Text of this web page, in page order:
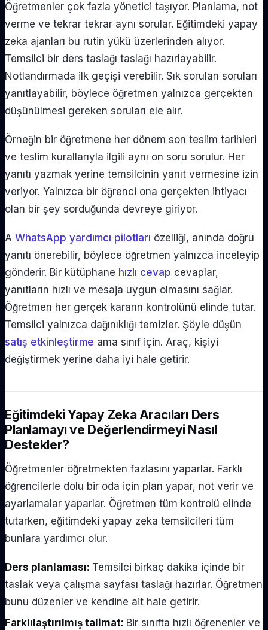
Öğretmenler çok fazla yönetici taşıyor. Planlama, not
verme ve tekrar tekrar aynı sorular. Eğitimdeki yapay
zeka ajanları bu rutin yükü üzerlerinden alıyor.
Temsilci bir ders taslağı taslağı hazırlayabilir.
Notlandırmada ilk geçişi verebilir. Sık sorulan soruları
yanıtlayabilir, böylece öğretmen yalnızca gerçekten
düşünülmesi gereken soruları ele alır.
Örneğin bir öğretmene her dönem son teslim tarihleri ​​
ve teslim kurallarıyla ilgili aynı on soru sorulur. Her
yanıtı yazmak yerine temsilcinin yanıt vermesine izin
veriyor. Yalnızca bir öğrenci ona gerçekten ihtiyacı
olan bir şey sorduğunda devreye giriyor.
A WhatsApp yardımcı pilotları özelliği, anında doğru
yanıtı önerebilir, böylece öğretmen yalnızca inceleyip
gönderir. Bir kütüphane hızlı cevap cevaplar,
yanıtların hızlı ve mesaja uygun olmasını sağlar.
Öğretmen her gerçek kararın kontrolünü elinde tutar.
Temsilci yalnızca dağınıklığı temizler. Şöyle düşün
satış etkinleştirme ama sınıf için. Araç, kişiyi
değiştirmek yerine daha iyi hale getirir.
Eğitimdeki Yapay Zeka Aracıları Ders
Planlamayı ve Değerlendirmeyi Nasıl
Destekler?
Öğretmenler öğretmekten fazlasını yaparlar. Farklı
öğrencilerle dolu bir oda için plan yapar, not verir ve
ayarlamalar yaparlar. Öğretmen tüm kontrolü elinde
tutarken, eğitimdeki yapay zeka temsilcileri tüm
bunlara yardımcı olur.
Ders planlaması: Temsilci birkaç dakika içinde bir
taslak veya çalışma sayfası taslağı hazırlar. Öğretmen
bunu düzenler ve kendine ait hale getirir.
Farklılaştırılmış talimat: Bir sınıfta hızlı öğrenenler ve